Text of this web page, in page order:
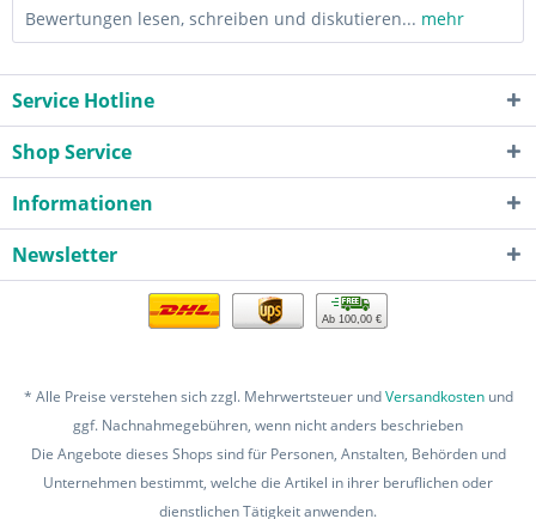
Bewertungen lesen, schreiben und diskutieren... mehr
Service Hotline
Shop Service
Informationen
Newsletter
Ab 100,00 €
* Alle Preise verstehen sich zzgl. Mehrwertsteuer undVersandkostenund
ggf. Nachnahmegebühren, wenn nicht anders beschrieben
Die Angebote dieses Shops sind für Personen, Anstalten, Behörden und
Unternehmen bestimmt, welche die Artikel in ihrer beruflichen oder
dienstlichen Tätigkeit anwenden.